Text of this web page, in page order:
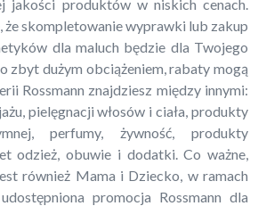
jakości produktów w niskich cenach.
że skompletowanie wyprawki lub zakup
dla maluch będzie dla Twojego
zbyt dużym obciążeniem, rabaty mogą
Rossmann znajdziesz między innymi:
pielęgnacji włosów i ciała, produkty
perfumy, żywność, produkty
odzież, obuwie i dodatki. Co ważne,
również Mama i Dziecko, w ramach
promocja Rossmann dla